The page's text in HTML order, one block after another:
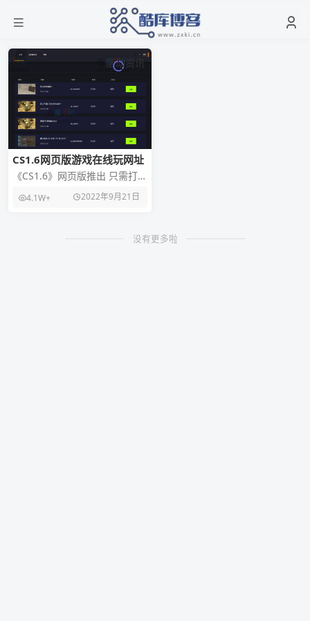
活动资讯
CS1.6网页版游戏在线玩网址
《CS1.6》网页版推出 只需打开
浏览器即可进入游戏玩，在线
联机玩CS1.6, 无需下载客户
4.1W+ 2022年9月21日
没有更多啦